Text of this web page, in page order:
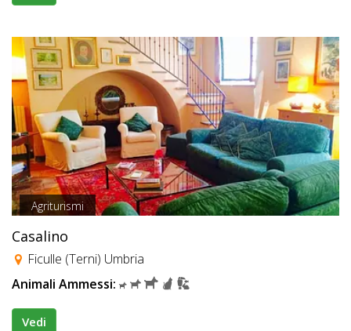
Agriturismi
Casalino
Ficulle (Terni) Umbria
Animali Ammessi:
Vedi